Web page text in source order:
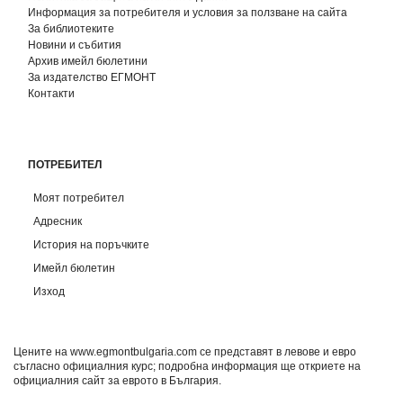
Информация за потребителя и условия за ползване на сайта
За библиотеките
Новини и събития
Архив имейл бюлетини
За издателство ЕГМОНТ
Контакти
ПОТРЕБИТЕЛ
Моят потребител
Адресник
История на поръчките
Имейл бюлетин
Изход
Цените на www.egmontbulgaria.com се представят в левове и евро
съгласно официалния курс; подробна информация ще откриете на
официалния сайт за еврото в България